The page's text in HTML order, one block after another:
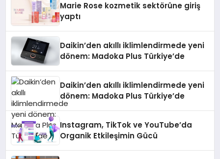
Marie Rose kozmetik sektörüne giriş
yaptı
Daikin’den akıllı iklimlendirmede yeni
dönem: Madoka Plus Türkiye’de
Daikin’den akıllı iklimlendirmede yeni
dönem: Madoka Plus Türkiye’de
Instagram, TikTok ve YouTube’da
Organik Etkileşimin Gücü